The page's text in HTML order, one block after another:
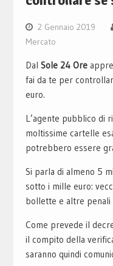
2 Gennaio 2019
Mercato
Dal Sole 24 Ore
fai da te per
euro.
L’agente pubblico di
moltissime cartelle
potrebbero essere
Si parla di almeno 5
sotto i mille euro:
bollette e altre penali
Come prevede il
il compito della
saranno quindi